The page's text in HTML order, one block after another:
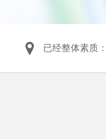
已经整体素质：